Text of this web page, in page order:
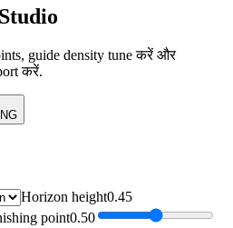
guide density tune करें और
करें.
Horizon height0.45
point0.50